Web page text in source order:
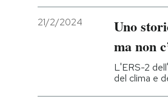
Economia
21/2/2024
Uno
ma non
L'ERS-2
del clima e